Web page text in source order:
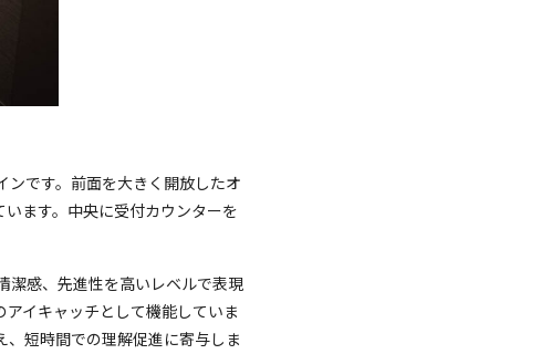
です。前面を大きく開放したオ
ます。中央に受付カウンターを
潔感、先進性を高いレベルで表現
イキャッチとして機能していま
短時間での理解促進に寄与しま